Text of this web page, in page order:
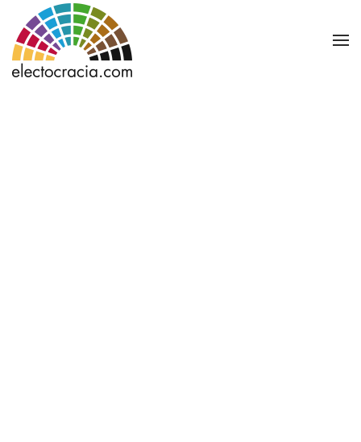
Ir al contenido principal